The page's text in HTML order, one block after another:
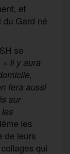
et
du Gard né
se
« Il y aura
fera aussi
sur
les
de leurs
qui